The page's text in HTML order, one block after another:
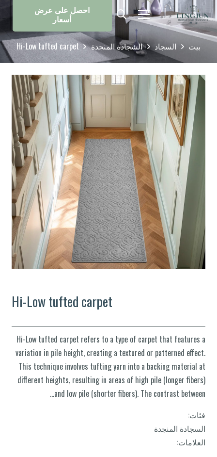
احصل على عرض
أسعار
بيت السجاد السجادة المنجدة Hi-Low tufted carpet
Hi-Low tufted carpet
Hi-Low tufted carpet refers to a type of carpet that features a
variation in pile height, creating a textured or patterned effect.
This technique involves tufting yarn into a backing material at
different heights, resulting in areas of high pile (longer fibers)
and low pile (shorter fibers). The contrast between…
فئات:
السجادة المنجدة
العلامات: